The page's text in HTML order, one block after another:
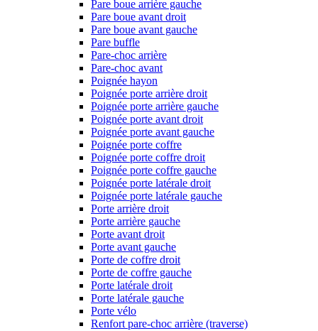
Pare boue arrière gauche
Pare boue avant droit
Pare boue avant gauche
Pare buffle
Pare-choc arrière
Pare-choc avant
Poignée hayon
Poignée porte arrière droit
Poignée porte arrière gauche
Poignée porte avant droit
Poignée porte avant gauche
Poignée porte coffre
Poignée porte coffre droit
Poignée porte coffre gauche
Poignée porte latérale droit
Poignée porte latérale gauche
Porte arrière droit
Porte arrière gauche
Porte avant droit
Porte avant gauche
Porte de coffre droit
Porte de coffre gauche
Porte latérale droit
Porte latérale gauche
Porte vélo
Renfort pare-choc arrière (traverse)